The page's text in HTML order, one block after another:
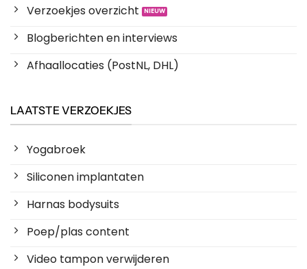
Verzoekjes overzicht
Blogberichten en interviews
Afhaallocaties (PostNL, DHL)
LAATSTE VERZOEKJES
Yogabroek
Siliconen implantaten
Harnas bodysuits
Poep/plas content
Video tampon verwijderen